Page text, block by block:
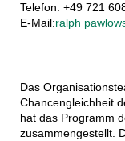
Telefon: +49 721
E-Mail:ralph
Das
Chancengleichheit
hat das Programm
zusammengestellt.